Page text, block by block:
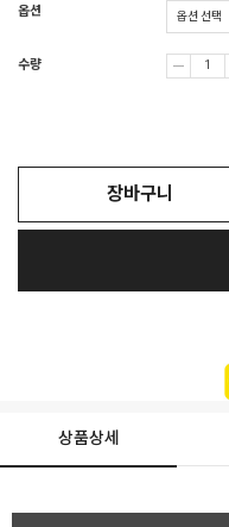
옵션
수량
장바구니
상품상세